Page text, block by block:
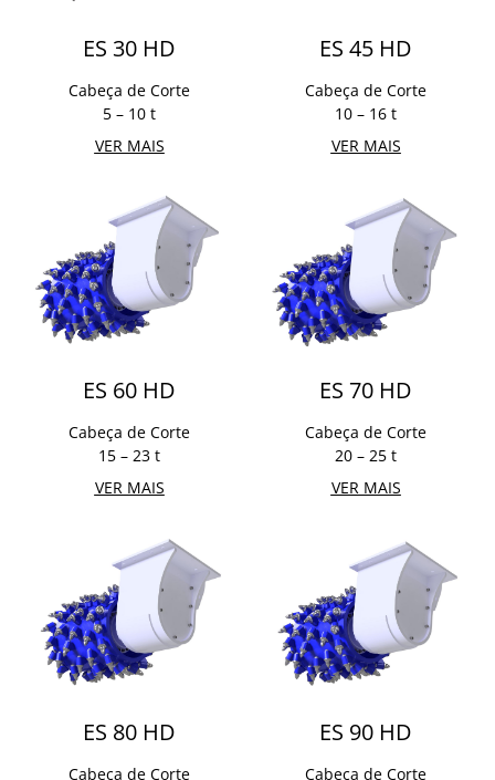
ES 30 HD
Cabeça de Corte
5 – 10 t
VER MAIS
ES 45 HD
Cabeça de Corte
10 – 16 t
VER MAIS
ES 60 HD
Cabeça de Corte
15 – 23 t
VER MAIS
ES 70 HD
Cabeça de Corte
20 – 25 t
VER MAIS
ES 80 HD
Cabeça de Corte
ES 90 HD
Cabeça de Corte